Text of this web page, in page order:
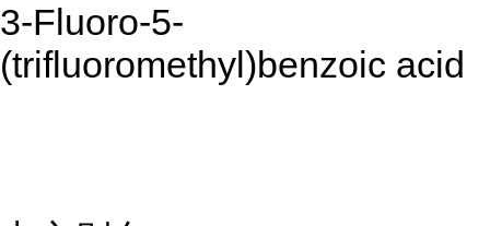
3-Fluoro-5-
(trifluoromethyl)benzoic acid